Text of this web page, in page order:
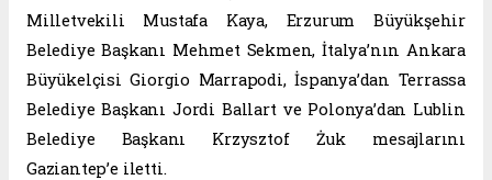
Milletvekili Mustafa Kaya, Erzurum Büyükşehir
Belediye Başkanı Mehmet Sekmen, İtalya’nın Ankara
Büyükelçisi Giorgio Marrapodi, İspanya’dan Terrassa
Belediye Başkanı Jordi Ballart ve Polonya’dan Lublin
Belediye Başkanı Krzysztof Żuk mesajlarını
Gaziantep’e iletti.